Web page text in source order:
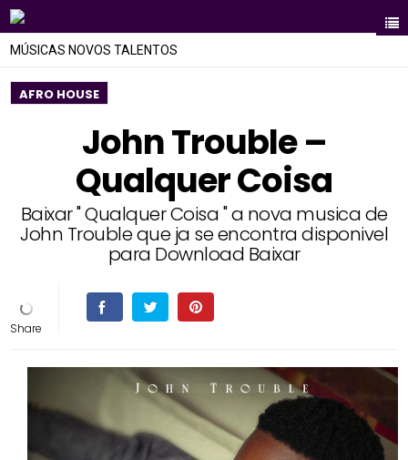
MÚSICAS NOVOS TALENTOS
AFRO HOUSE
John Trouble –
Qualquer Coisa
Baixar " Qualquer Coisa " a nova musica de
John Trouble que ja se encontra disponivel
para Download Baixar